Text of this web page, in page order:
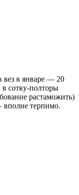
вез в январе — 20
сотку-полторы
растаможить)
терпимо.